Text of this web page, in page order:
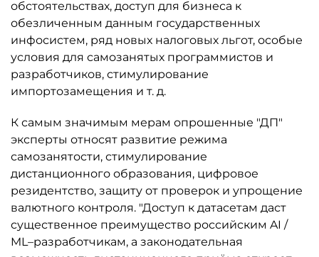
обстоятельствах, доступ для бизнеса к
обезличенным данным государственных
инфосистем, ряд новых налоговых льгот, особые
условия для самозанятых программистов и
разработчиков, стимулирование
импортозамещения и т. д.
К самым значимым мерам опрошенные "ДП"
эксперты относят развитие режима
самозанятости, стимулирование
дистанционного образования, цифровое
резидентство, защиту от проверок и упрощение
валютного контроля. "Доступ к датасетам даст
существенное преимущество российским AI /
ML–разработчикам, а законодательная